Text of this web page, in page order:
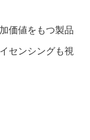
価値をもつ製品
センシングも視